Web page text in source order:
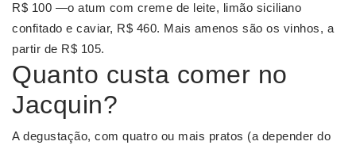
R$ 100 —o atum com creme de leite, limão siciliano
confitado e caviar, R$ 460. Mais amenos são os vinhos, a
partir de R$ 105.
Quanto custa comer no
Jacquin?
A degustação, com quatro ou mais pratos (a depender do